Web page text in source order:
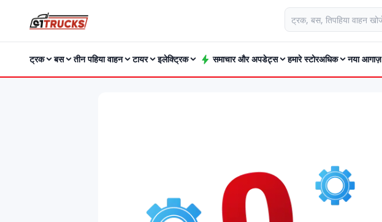
ट्रक बस तीन पहिया वाहन टायर इलेक्ट्रिक समाचार और अपडेट्स हमारे स्टोरअधिक नया आगाज़